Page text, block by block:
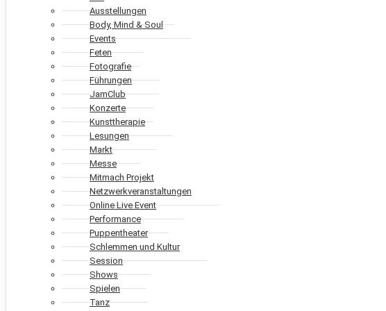
Ausstellungen
Body, Mind & Soul
Events
Feten
Fotografie
Führungen
JamClub
Konzerte
Kunsttherapie
Lesungen
Markt
Messe
Mitmach Projekt
Netzwerkveranstaltungen
Online Live Event
Performance
Puppentheater
Schlemmen und Kultur
Session
Shows
Spielen
Tanz